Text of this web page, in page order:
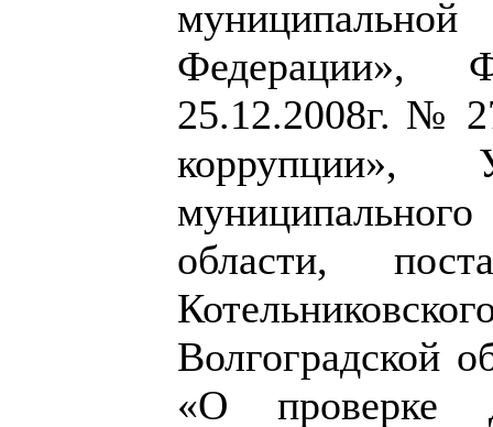
Федерации»,
25.12.2008г. №
коррупции»,
области,
Волгоградской
«О проверке